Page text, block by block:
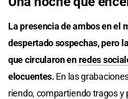
La presencia de ambos en el
despertado sospechas, pero
que circularon en redes
elocuentes. En las
riendo, compartiendo tragos y